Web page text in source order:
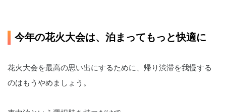
今年の花火大会は、泊まってもっと快適に
花火大会を最高の思い出にするために、帰り渋滞を我慢する
のはもうやめましょう。